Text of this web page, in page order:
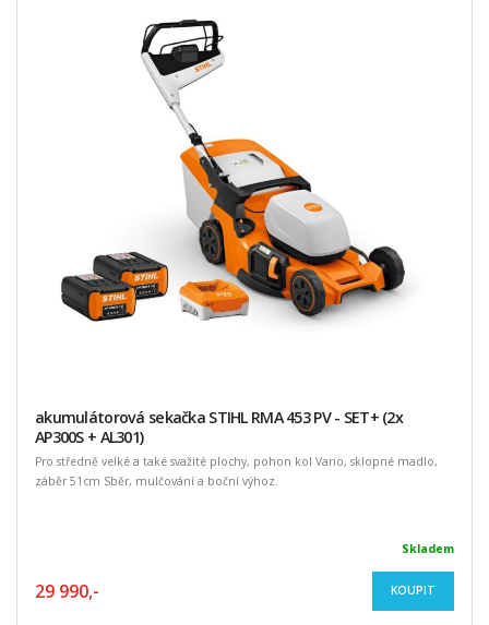
akumulátorová sekačka STIHL RMA 453 PV - SET+ (2x
AP300S + AL301)
Pro středně velké a také svažité plochy, pohon kol Vario, sklopné madlo,
záběr 51cm Sběr, mulčování a boční výhoz.
Skladem
29 990,- KOUPIT